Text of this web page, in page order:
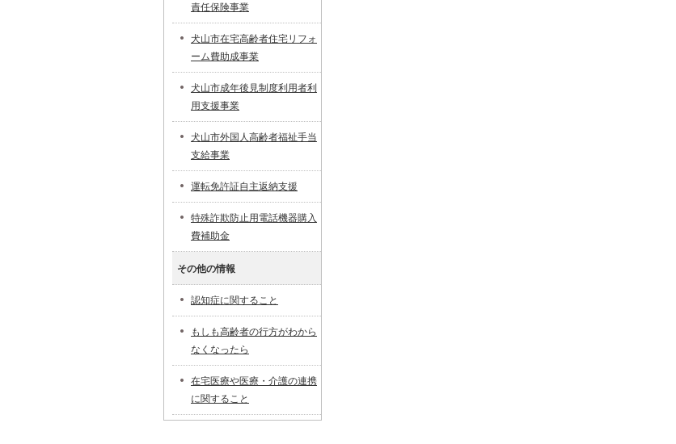
責任保険事業
犬山市在宅高齢者住宅リフォ
ーム費助成事業
犬山市成年後見制度利用者利
用支援事業
犬山市外国人高齢者福祉手当
支給事業
運転免許証自主返納支援
特殊詐欺防止用電話機器購入
費補助金
その他の情報
認知症に関すること
もしも高齢者の行方がわから
なくなったら
在宅医療や医療・介護の連携
に関すること